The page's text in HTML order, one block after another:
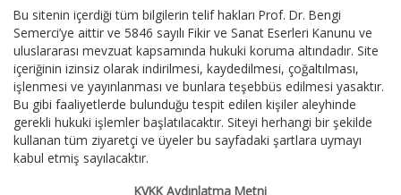
Bu sitenin içerdiği tüm bilgilerin telif hakları Prof. Dr. Bengi
Semerci’ye aittir ve 5846 sayılı Fikir ve Sanat Eserleri Kanunu ve
uluslararası mevzuat kapsamında hukuki koruma altındadır. Site
içeriğinin izinsiz olarak indirilmesi, kaydedilmesi, çoğaltılması,
işlenmesi ve yayınlanması ve bunlara teşebbüs edilmesi yasaktır.
Bu gibi faaliyetlerde bulunduğu tespit edilen kişiler aleyhinde
gerekli hukuki işlemler başlatılacaktır. Siteyi herhangi bir şekilde
kullanan tüm ziyaretçi ve üyeler bu sayfadaki şartlara uymayı
kabul etmiş sayılacaktır.
KVKK Aydınlatma Metni